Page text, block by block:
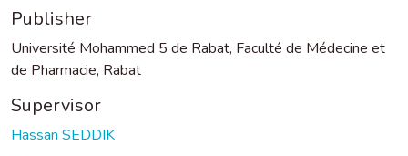
Publisher
Université Mohammed 5 de Rabat, Faculté de Médecine et
de Pharmacie, Rabat
Supervisor
Hassan SEDDIK